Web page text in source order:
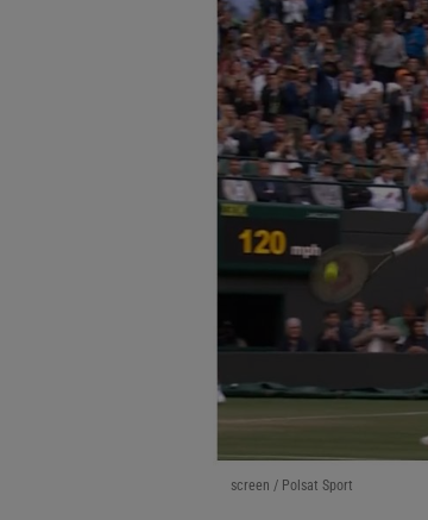
screen / Polsat Sport